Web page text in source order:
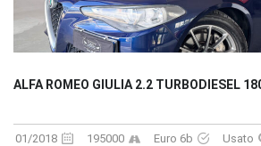
ALFA ROMEO GIULIA 2.2 TURBODIESEL
01/2018 195000 Euro 6b Usato